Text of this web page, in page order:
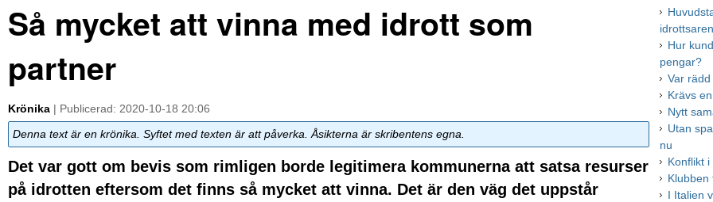
Så mycket att vinna med idrott som
partner
Krönika | Publicerad: 2020-10-18 20:06
Denna text är en krönika. Syftet med texten är att påverka. Åsikterna är skribentens egna.
Det var gott om bevis som rimligen borde legitimera kommunerna att satsa resurser
på idrotten eftersom det finns så mycket att vinna. Det är den väg det uppstår
Hur
pengar?
Var
Krävs
Nytt
Utan
nu
Konflikt
Klubben
I Italien